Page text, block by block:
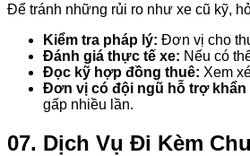
Để tránh những rủi ro như xe cũ kỹ,
Kiểm tra pháp lý: Đơn vị cho
Đánh giá thực tế xe: Nếu có
Đọc kỹ hợp đồng thuê: Xem
Đơn vị có đội ngũ hỗ trợ khẩn
gấp nhiều lần.
07. Dịch Vụ Đi Kèm